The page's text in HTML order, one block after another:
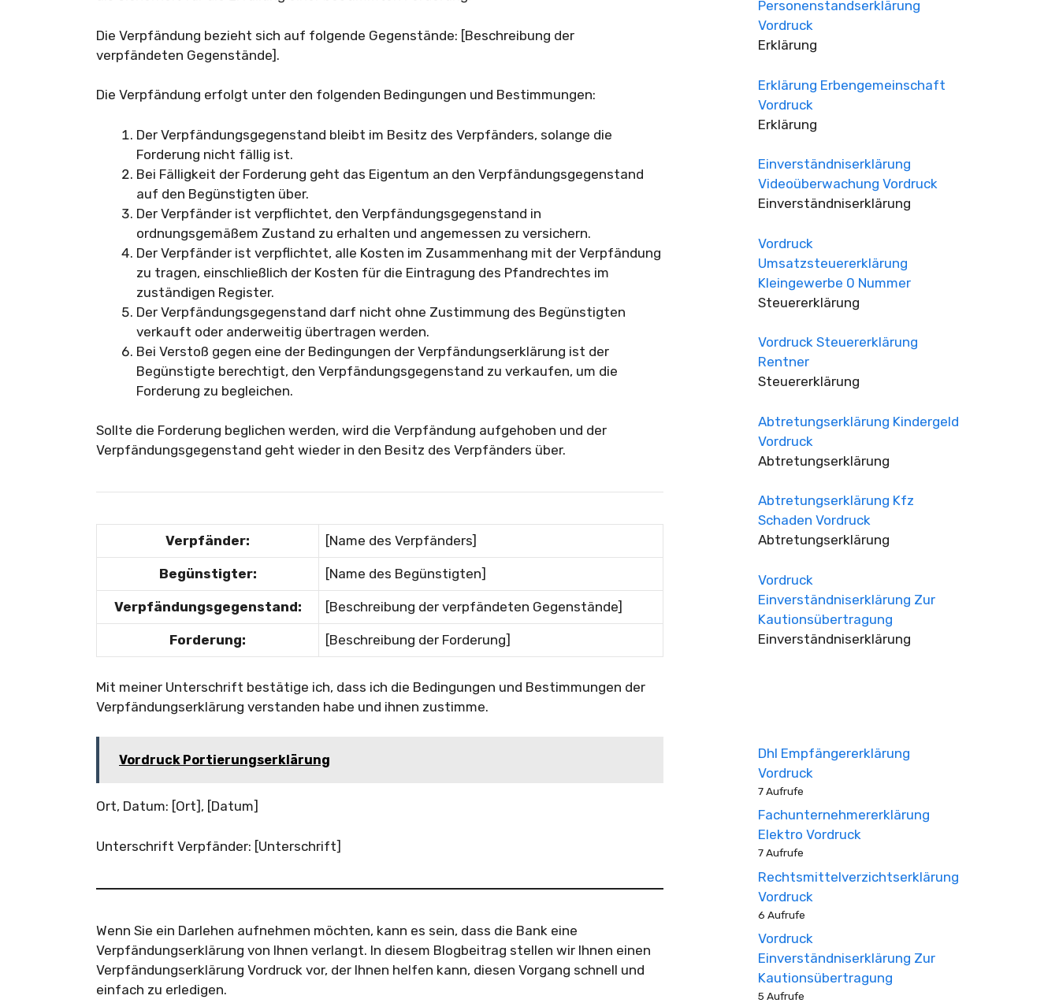
Die Verpfändung bezieht sich auf folgende Gegenstände: [Beschreibung der
verpfändeten Gegenstände].
Die Verpfändung erfolgt unter den folgenden Bedingungen und Bestimmungen:
Der Verpfändungsgegenstand bleibt im Besitz des Verpfänders, solange die
Forderung nicht fällig ist.
Bei Fälligkeit der Forderung geht das Eigentum an den Verpfändungsgegenstand
auf den Begünstigten über.
Der Verpfänder ist verpflichtet, den Verpfändungsgegenstand in
ordnungsgemäßem Zustand zu erhalten und angemessen zu versichern.
Der Verpfänder ist verpflichtet, alle Kosten im Zusammenhang mit der Verpfändung
zu tragen, einschließlich der Kosten für die Eintragung des Pfandrechtes im
zuständigen Register.
Der Verpfändungsgegenstand darf nicht ohne Zustimmung des Begünstigten
verkauft oder anderweitig übertragen werden.
Bei Verstoß gegen eine der Bedingungen der Verpfändungserklärung ist der
Begünstigte berechtigt, den Verpfändungsgegenstand zu verkaufen, um die
Forderung zu begleichen.
Sollte die Forderung beglichen werden, wird die Verpfändung aufgehoben und der
Verpfändungsgegenstand geht wieder in den Besitz des Verpfänders über.
Verpfänder: [Name des Verpfänders]
Begünstigter: [Name des Begünstigten]
Verpfändungsgegenstand: [Beschreibung der verpfändeten Gegenstände]
Forderung: [Beschreibung der Forderung]
Mit meiner Unterschrift bestätige ich, dass ich die Bedingungen und Bestimmungen der
Verpfändungserklärung verstanden habe und ihnen zustimme.
Vordruck Portierungserklärung
Ort, Datum: [Ort], [Datum]
Unterschrift Verpfänder: [Unterschrift]
Wenn Sie ein Darlehen aufnehmen möchten, kann es sein, dass die Bank eine
Verpfändungserklärung von Ihnen verlangt. In diesem Blogbeitrag stellen wir Ihnen einen
Verpfändungserklärung Vordruck vor, der Ihnen helfen kann, diesen Vorgang schnell und
einfach zu erledigen.
Personenstandserklärung
Vordruck
Erklärung
Erklärung Erbengemeinschaft
Vordruck
Erklärung
Einverständniserklärung
Videoüberwachung Vordruck
Einverständniserklärung
Vordruck
Umsatzsteuererklärung
Kleingewerbe 0 Nummer
Steuererklärung
Vordruck Steuererklärung
Rentner
Steuererklärung
Abtretungserklärung Kindergeld
Vordruck
Abtretungserklärung
Abtretungserklärung Kfz
Schaden Vordruck
Abtretungserklärung
Vordruck
Einverständniserklärung Zur
Kautionsübertragung
Einverständniserklärung
Dhl Empfängererklärung
Vordruck
7 Aufrufe
Fachunternehmererklärung
Elektro Vordruck
7 Aufrufe
Rechtsmittelverzichtserklärung
Vordruck
6 Aufrufe
Vordruck
Einverständniserklärung Zur
Kautionsübertragung
5 Aufrufe